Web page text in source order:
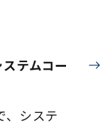
テムコー
、システ